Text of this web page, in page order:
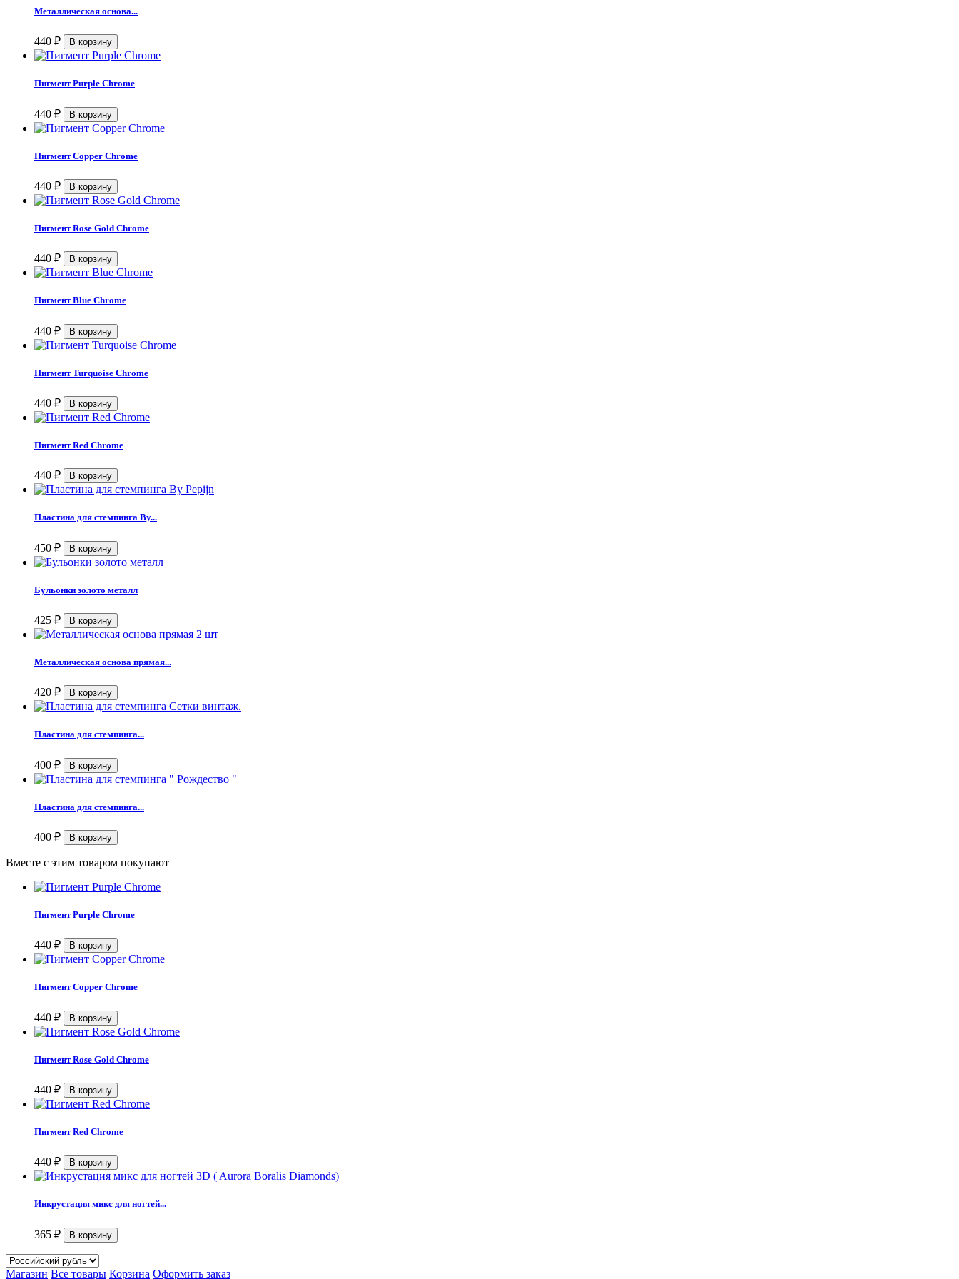
Металлическая основа...
440 ₽
Пигмент Purple Chrome
440 ₽
Пигмент Copper Chrome
440 ₽
Пигмент Rose Gold Chrome
440 ₽
Пигмент Blue Chrome
440 ₽
Пигмент Turquoise Chrome
440 ₽
Пигмент Red Chrome
440 ₽
Пластина для стемпинга By...
450 ₽
Бульонки золото металл
425 ₽
Металлическая основа прямая...
420 ₽
Пластина для стемпинга...
400 ₽
Пластина для стемпинга...
400 ₽
Вместе с этим товаром покупают
Пигмент Purple Chrome
440 ₽
Пигмент Copper Chrome
440 ₽
Пигмент Rose Gold Chrome
440 ₽
Пигмент Red Chrome
440 ₽
Инкрустация микс для ногтей...
365 ₽
Магазин Все товары Корзина Оформить заказ